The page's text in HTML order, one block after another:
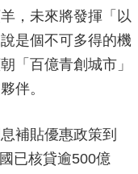
，未來將發揮「以
是個不可多得的機
「百億青創城市」
伴。
補貼優惠政策到
已核貸逾500億